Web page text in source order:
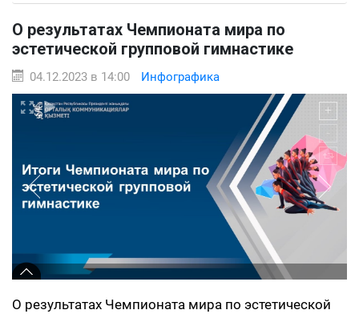
О результатах Чемпионата мира по
эстетической групповой гимнастике
04.12.2023 в 14:00 Инфографика
О результатах Чемпионата мира по эстетической